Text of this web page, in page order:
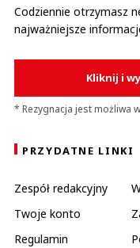
Codziennie otrzymasz
najważniejsze
Kliknij i
* Rezygnacja jest możliwa
PRZYDATNE LINKI
Zespół redakcyjny
Twoje konto
Regulamin